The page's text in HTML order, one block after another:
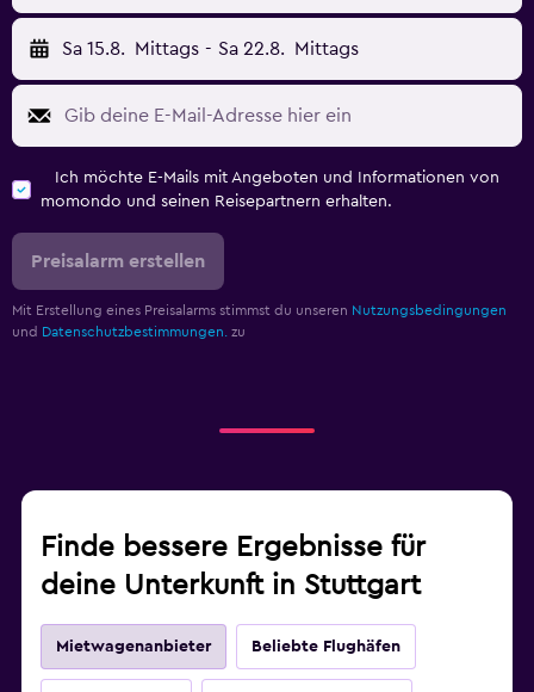
Sa 15.8. Mittags - Sa 22.8. Mittags
Ich möchte E-Mails mit Angeboten und Informationen von
momondo und seinen Reisepartnern erhalten.
Preisalarm erstellen
Mit Erstellung eines Preisalarms stimmst du unseren Nutzungsbedingungen
und Datenschutzbestimmungen. zu
Finde bessere Ergebnisse für
deine Unterkunft in Stuttgart
Mietwagenanbieter Beliebte Flughäfen